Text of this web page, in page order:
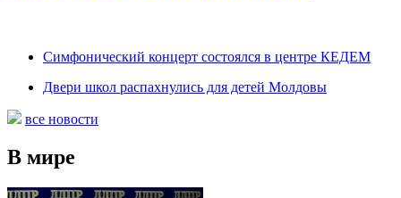
Симфонический концерт состоялся в центре КЕДЕМ
Двери школ распахнулись для детей Молдовы
все новости
В мире